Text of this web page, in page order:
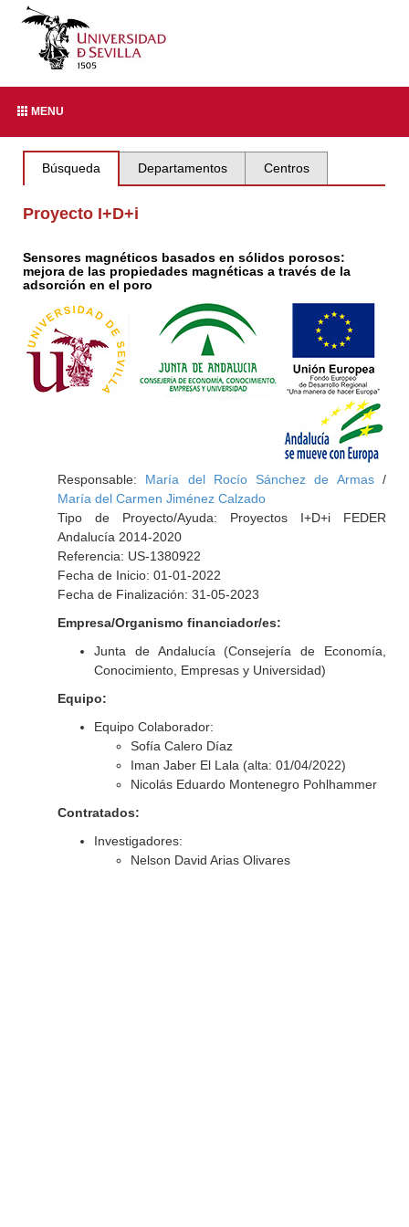
MENU
Búsqueda Departamentos Centros
Proyecto I+D+i
Sensores magnéticos basados en sólidos porosos:
mejora de las propiedades magnéticas a través de la
adsorción en el poro
Responsable: María del Rocío Sánchez de Armas/
María del Carmen Jiménez Calzado
Tipo de Proyecto/Ayuda: Proyectos I+D+i FEDER
Andalucía 2014-2020
Referencia: US-1380922
Fecha de Inicio: 01-01-2022
Fecha de Finalización: 31-05-2023
Empresa/Organismo financiador/es:
Junta de Andalucía (Consejería de Economía,
Conocimiento, Empresas y Universidad)
Equipo:
Equipo Colaborador:
Sofía Calero Díaz
Iman Jaber El Lala (alta: 01/04/2022)
Nicolás Eduardo Montenegro Pohlhammer
Contratados:
Investigadores:
Nelson David Arias Olivares